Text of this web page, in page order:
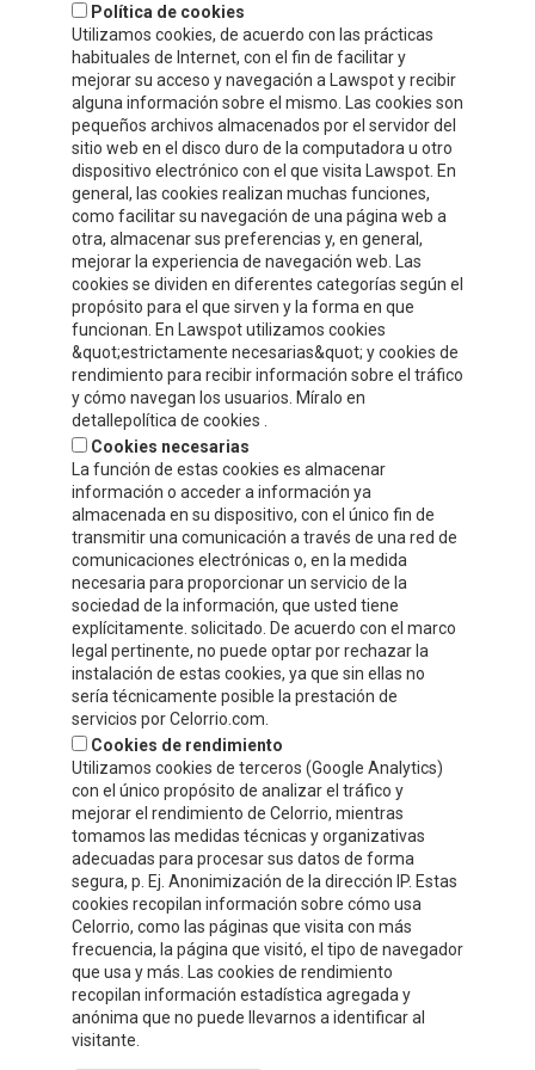
Política de cookies
Utilizamos cookies, de acuerdo con las prácticas
habituales de Internet, con el fin de facilitar y
mejorar su acceso y navegación a Lawspot y recibir
alguna información sobre el mismo. Las cookies son
pequeños archivos almacenados por el servidor del
sitio web en el disco duro de la computadora u otro
dispositivo electrónico con el que visita Lawspot. En
general, las cookies realizan muchas funciones,
como facilitar su navegación de una página web a
otra, almacenar sus preferencias y, en general,
mejorar la experiencia de navegación web. Las
cookies se dividen en diferentes categorías según el
propósito para el que sirven y la forma en que
funcionan. En Lawspot utilizamos cookies
&quot;estrictamente necesarias&quot; y cookies de
rendimiento para recibir información sobre el tráfico
y cómo navegan los usuarios. Míralo en
detallepolítica de cookies .
Cookies necesarias
La función de estas cookies es almacenar
información o acceder a información ya
almacenada en su dispositivo, con el único fin de
transmitir una comunicación a través de una red de
comunicaciones electrónicas o, en la medida
necesaria para proporcionar un servicio de la
sociedad de la información, que usted tiene
explícitamente. solicitado. De acuerdo con el marco
legal pertinente, no puede optar por rechazar la
instalación de estas cookies, ya que sin ellas no
sería técnicamente posible la prestación de
servicios por Celorrio.com.
Cookies de rendimiento
Utilizamos cookies de terceros (Google Analytics)
con el único propósito de analizar el tráfico y
mejorar el rendimiento de Celorrio, mientras
tomamos las medidas técnicas y organizativas
adecuadas para procesar sus datos de forma
segura, p. Ej. Anonimización de la dirección IP. Estas
cookies recopilan información sobre cómo usa
Celorrio, como las páginas que visita con más
frecuencia, la página que visitó, el tipo de navegador
que usa y más. Las cookies de rendimiento
recopilan información estadística agregada y
anónima que no puede llevarnos a identificar al
visitante.
INFORMACIÓN DE CONTACTO
Compre y Compare S.A.U.
Polígono Tejerías Sur, Calle Torrecilla, 42
26500 - Calahorra (La Rioja)
+34 941 132 803
info@celorrio.com
ZONA PRIVADA
¡ESCRÍBENOS!
Aceptola política de protección de datos y privacidad
Autorizo el envío de información y promociones que puedan ser de
mi interés mediante los medios facilitados.